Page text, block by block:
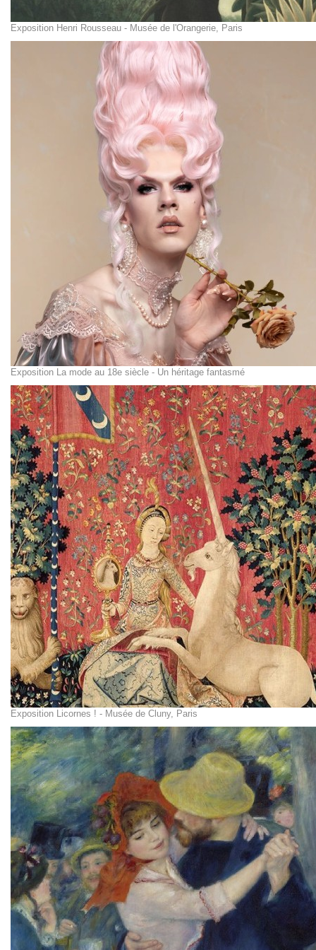
Exposition Henri Rousseau - Musée de l'Orangerie, Paris
Exposition La mode au 18e siècle - Un héritage fantasmé
Exposition Licornes ! - Musée de Cluny, Paris